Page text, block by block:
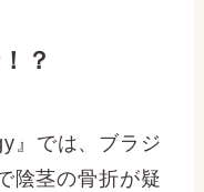
？
』では、ブラジ
陰茎の骨折が疑